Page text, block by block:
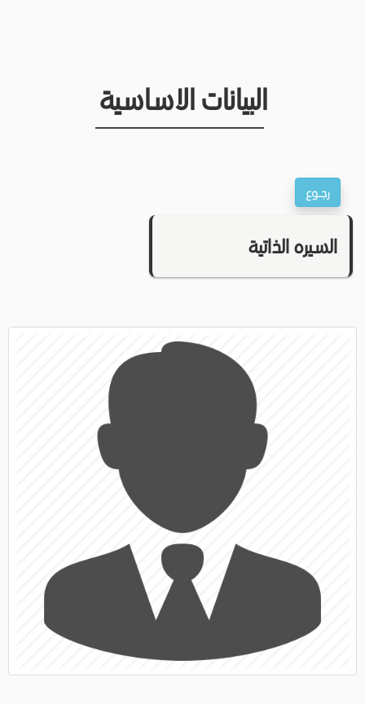
البيانات الاساسية
السيره الذاتية